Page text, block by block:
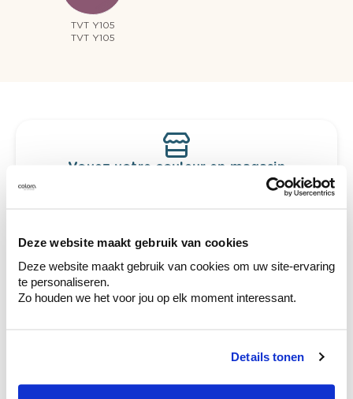
Deze website maakt gebruik van cookies
Deze website maakt gebruik van cookies om uw site-ervaring
te personaliseren.
Zo houden we het voor jou op elk moment interessant.
Details tonen
TVT Y105
TVT Y105
Voyez votre couleur en magasin
Découvrez des échantillons de votre
votre couleur.
Obtenez des conseils personnalisés sur la
combinaison de couleurs.
Conseil couleur à domicile